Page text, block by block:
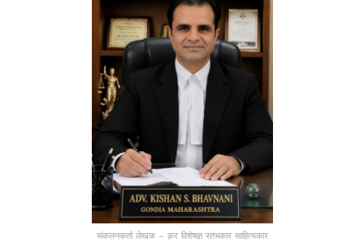
संकलनकर्ता लेखक – क़र विशेषज्ञ स्तंभकार साहित्यकार